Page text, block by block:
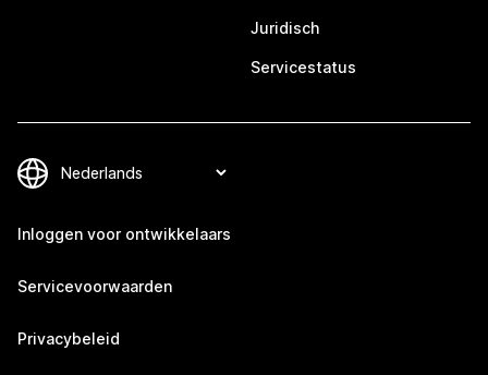
Juridisch
Servicestatus
Inloggen voor ontwikkelaars
Servicevoorwaarden
Privacybeleid